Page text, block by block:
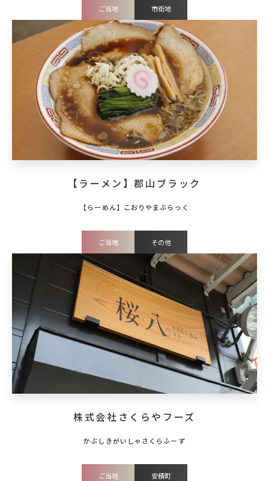
ご当地 市街地
【ラーメン】郡山ブラック
ご当地 その他
株式会社さくらやフーズ
ご当地 安積町